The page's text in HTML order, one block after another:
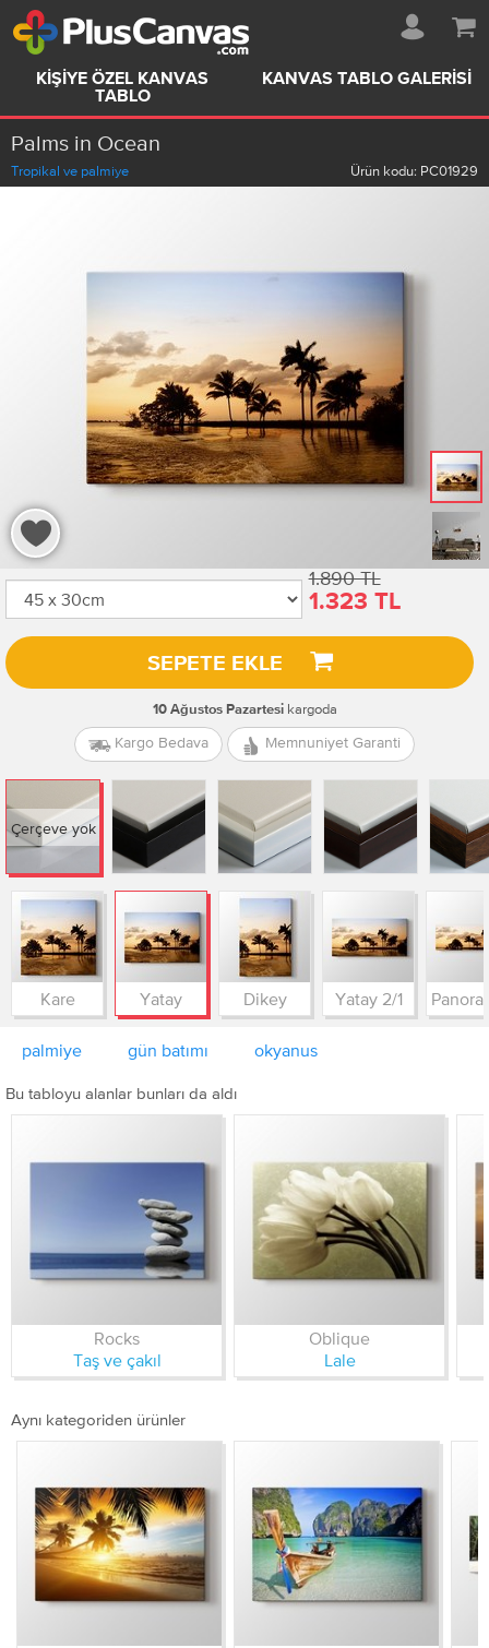
KIŞIYE ÖZEL KANVAS
TABLO
KANVAS TABLO GALERISI
Palms in Ocean
Tropikal ve palmiye Ürün kodu: PC01929
1.890 TL
1.323 TL
SEPETE EKLE
10 Ağustos Pazartesikargoda
Kargo Bedava Memnuniyet Garanti
Çerçeve yok
Kare Yatay Dikey Yatay 2/1
palmiye gün batımı okyanus
Bu tabloyu alanlar bunları da aldı
Rocks
Taş ve çakıl
Oblique
Lale
Aynı kategoriden ürünler